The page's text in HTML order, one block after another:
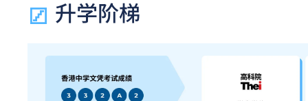
（适用于高级文凭课程）如五科香港中学文凭考试的其中
香港中学文凭考试科目（包括中国语文和英国语文）取得
级文凭课程的一般入学条件（设有特定入学条件的课程除外）
修毕职专国际文凭课程后，学生可按其BTEC及IGCSE成
入学条件。
升学阶梯